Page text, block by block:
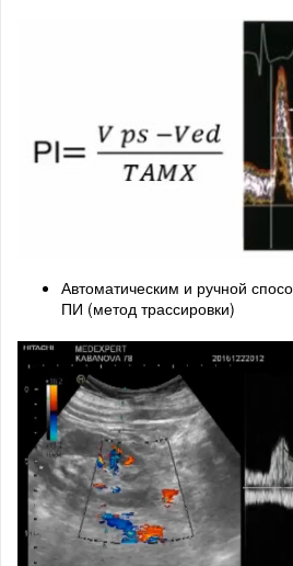
Автоматическим и ручной
ПИ (метод трассировки)